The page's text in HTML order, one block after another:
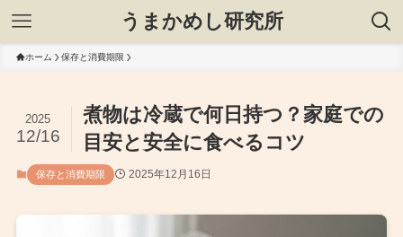
うまかめし研究所
ホーム 保存と消費期限
煮物は冷蔵で何日持つ？家庭での
目安と安全に食べるコツ
2025
12/16
保存と消費期限 2025年12月16日